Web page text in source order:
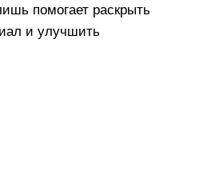
помогает раскрыть
и улучшить